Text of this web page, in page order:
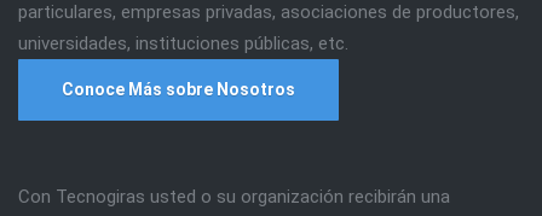
particulares, empresas privadas, asociaciones de productores,
universidades, instituciones públicas, etc.
Conoce Más sobre Nosotros
Con Tecnogiras usted o su organización recibirán una